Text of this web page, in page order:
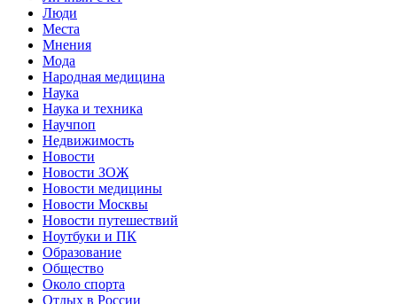
Люди
Места
Мнения
Мода
Народная медицина
Наука
Наука и техника
Научпоп
Недвижимость
Новости
Новости ЗОЖ
Новости медицины
Новости Москвы
Новости путешествий
Ноутбуки и ПК
Образование
Общество
Около спорта
Отдых в России